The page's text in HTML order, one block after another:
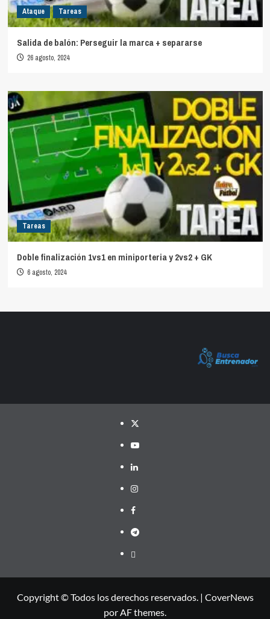
Ataque Tareas
Salida de balón: Perseguir la marca + separarse
26 agosto, 2024
Tareas
Doble finalización 1vs1 en miniporteria y 2vs2 + GK
6 agosto, 2024
Twitter
YouTube
LinkedIn
Instagram
Facebook
Telegram
PayPal
Copyright © Todos los derechos reservados. | CoverNews
por AF themes.